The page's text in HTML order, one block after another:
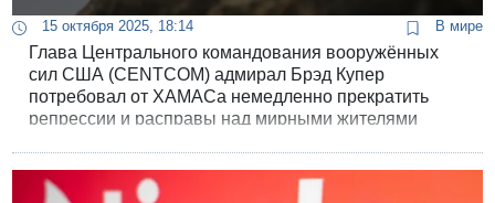
15 октября 2025, 18:14 В мире
Глава Центрального командования вооружённых
сил США (CENTCOM) адмирал Брэд Купер
потребовал от ХАМАСа немедленно прекратить
репрессии и расправы над мирными жителями